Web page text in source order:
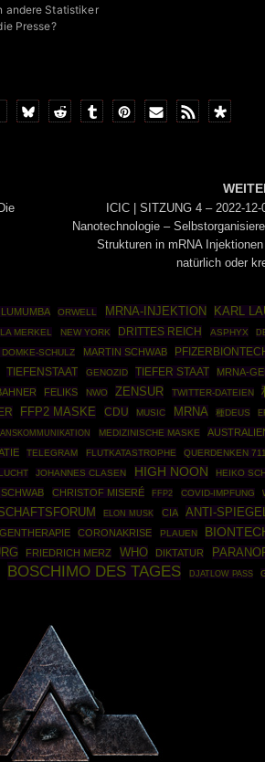
andere Statistiker
Presse?
ICIC | SITZUNG 4 – 2022-12-
Nanotechnologie –
Strukturen in mRNA
natürlich oder
ORWELL MRNA-INJEKTION KARL
MERKEL NEW YORK DRITTES REICH ASPHYX
SCHULZ MARTIN SCHWAB
TIEFENSTAAT GENOZID TIEFER STAAT MRNA-
FELIKS NWO ZENSUR TWITTER-DATEIEN
FFP2 MASKE CDU MUSIC MRNA 種DEUS
MEDIZINISCHE MASKE
TELEGRAM FLUTKATASTROPHE QUERDENKEN 711
JOHANNES CLASEN HIGH NOON HEIKO
CHRISTOF MISERÉ FFP2 COVID-IMPFUNG
ELON MUSK CIA ANTI-
GENTHERAPIE CORONAKRISE PLAUEN
FRIEDRICH MERZ WHO DIKTATUR
BOSCHIMO DES TAGES DJATLOW PASS
Powered By :